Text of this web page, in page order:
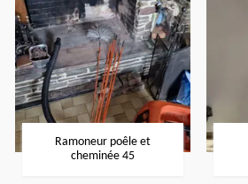
Ramoneur poêle et
cheminée 45